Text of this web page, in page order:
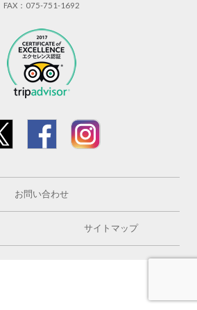
FAX：075-751-1692
お問い合わせ
サイトマップ